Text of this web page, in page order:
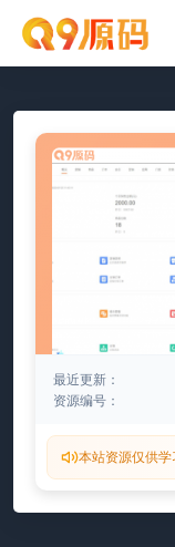
最近更新：
资源编号：
本站资源仅供